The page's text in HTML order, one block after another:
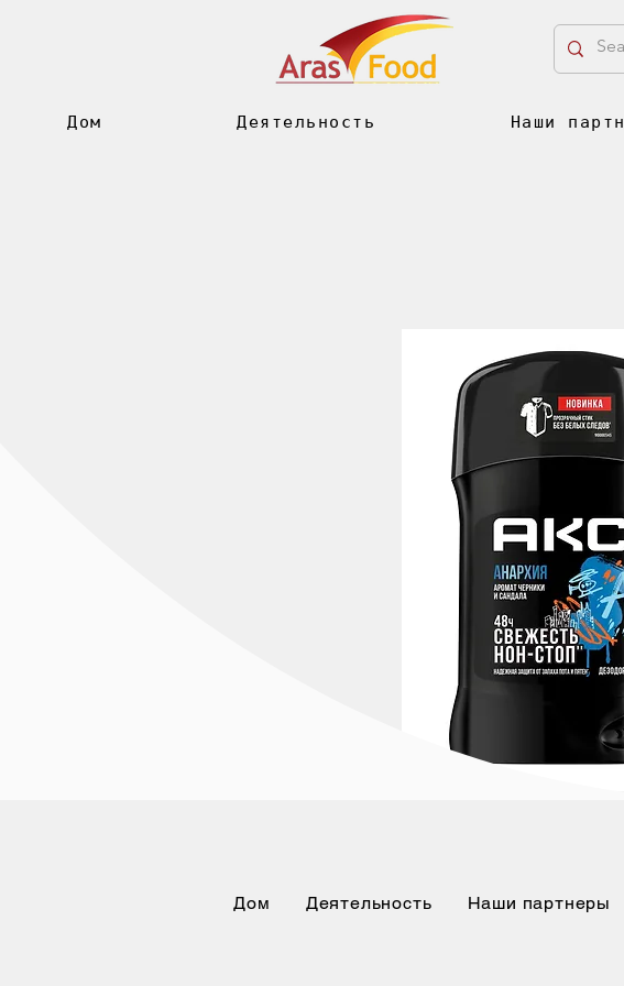
Дом Деятельность Наши
Дом Деятельность Наши партнеры